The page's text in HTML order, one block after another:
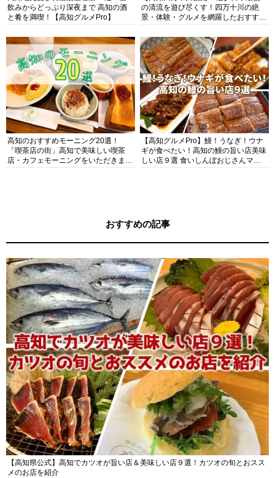
飲みからどっぷり深夜まで 高知の酒
と肴を満喫！【高知グルメPro】
の清流を遊び尽くす！四万十川の絶
景・体験・グルメを網羅したおすすめ
高知のおすすめモーニング20選！
「喫茶店の街」高知で美味しい喫茶
店・カフェモーニングをいただきま
【高知グルメPro】鰻！うなぎ！ウナ
ギが食べたい！高知の鰻の旨い店美味
しい店９選 食いしんぼおじさんマッ
おすすめの記事
【高知県公式】高知でカツオが旨い店＆美味しい店９選！カツオの旬とおスス
メのお店を紹介